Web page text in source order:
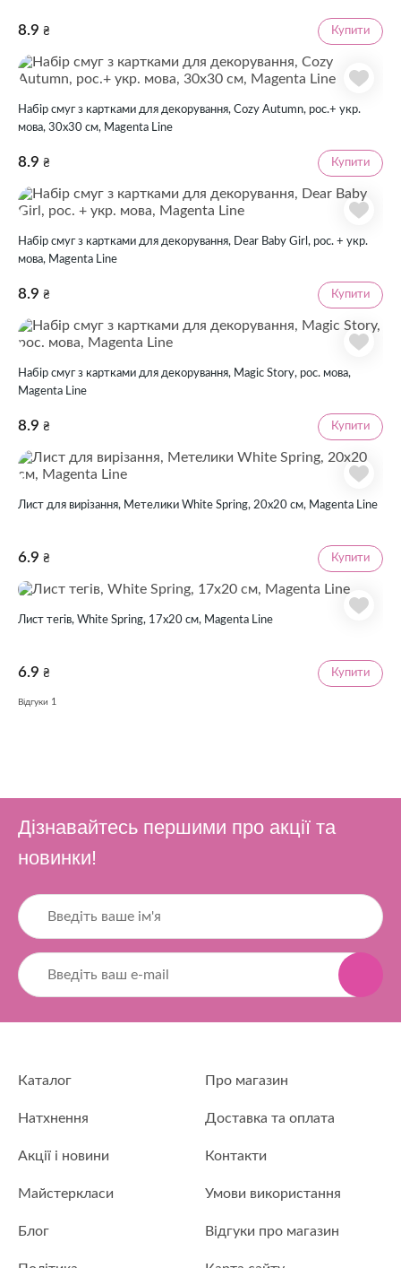
8.9 ₴ Купити
Набір смуг з картками для декорування, Cozy Autumn, рос.+ укр.
мова, 30х30 см, Magenta Line
8.9 ₴ Купити
Набір смуг з картками для декорування, Dear Baby Girl, рос. + укр.
мова, Magenta Line
8.9 ₴ Купити
Набір смуг з картками для декорування, Magic Story, рос. мова,
Magenta Line
8.9 ₴ Купити
Лист для вирізання, Метелики White Spring, 20х20 см, Magenta Line
6.9 ₴ Купити
Лист тегів, White Spring, 17х20 см, Magenta Line
6.9 ₴ Купити
Відгуки 1
Дізнавайтесь першими про акції та
новинки!
Каталог Про магазин
Натхнення Доставка та оплата
Акції і новини Контакти
Майстеркласи Умови використання
Блог Відгуки про магазин